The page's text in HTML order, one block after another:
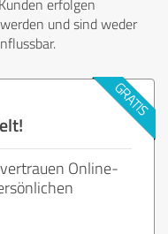
erfolgen
und sind weder
Online-